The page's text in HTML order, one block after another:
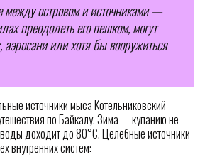
между островом и источниками —
преодолеть его пешком, могут
аэросани или хотя бы вооружиться
источники мыса Котельниковский —
по Байкалу. Зима — купанию не
доходит до 80°C. Целебные источники
внутренних систем: